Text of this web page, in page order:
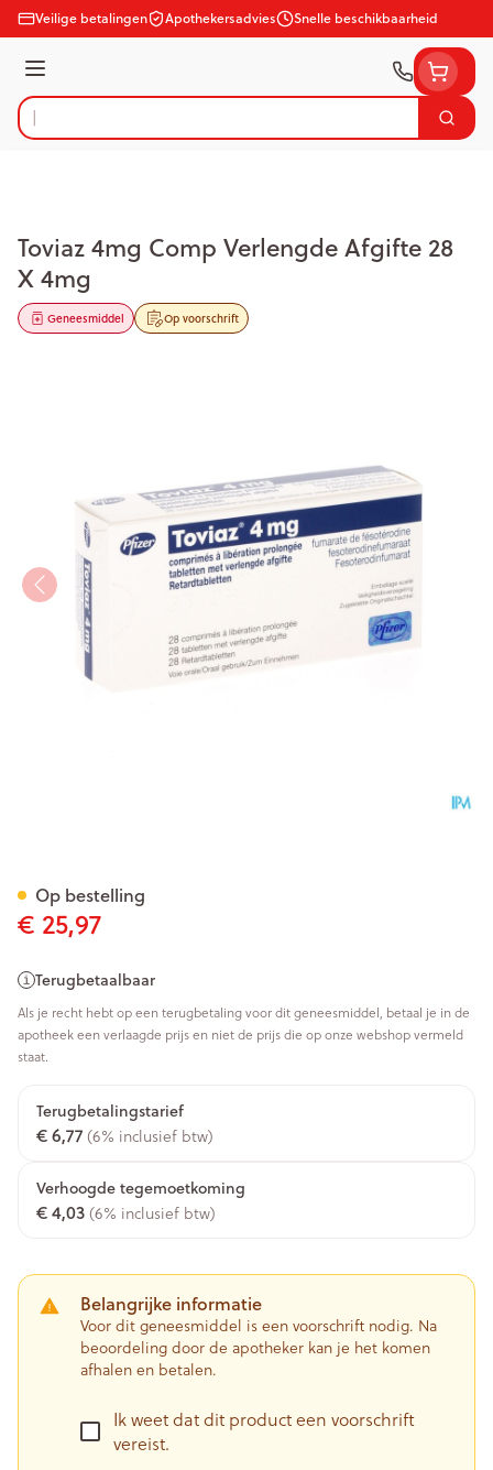
Ga naar de inhoud
Veilige betalingen Apothekersadvies Snelle beschikbaarheid
Menu
Product, merk, categorie...
Zoek
Toviaz 4mg Comp Verlengde Afgifte 28
X 4mg
Op voorschrift
Geneesmiddel
€ 25,97
Terugbetaalbaar
Als je recht hebt op een terugbetaling voor dit geneesmiddel, betaal je in de
apotheek een verlaagde prijs en niet de prijs die op onze webshop vermeld
staat.
Terugbetalingstarief
€ 6,77(6% inclusief btw)
Verhoogde tegemoetkoming
€ 4,03(6% inclusief btw)
Belangrijke informatie
Voor dit geneesmiddel is een voorschrift nodig. Na
beoordeling door de apotheker kan je het komen
afhalen en betalen.
Ik weet dat dit product een voorschrift
vereist.
Op bestelling